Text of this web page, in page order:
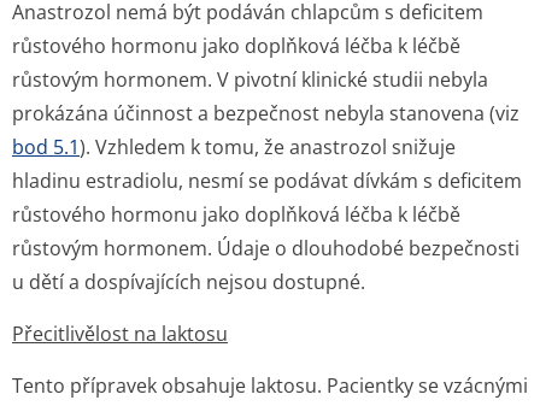
Anastrozol nemá být podáván chlapcům s deficitem
růstového hormonu jako doplňková léčba k léčbě
růstovým hormonem. V pivotní klinické studii nebyla
prokázána účinnost a bezpečnost nebyla stanovena (viz
bod 5.1). Vzhledem k tomu, že anastrozol snižuje
hladinu estradiolu, nesmí se podávat dívkám s deficitem
růstového hormonu jako doplňková léčba k léčbě
růstovým hormonem. Údaje o dlouhodobé bezpečnosti
u dětí a dospívajících nejsou dostupné.
Přecitlivělost na laktosu
Tento přípravek obsahuje laktosu. Pacientky se vzácnými